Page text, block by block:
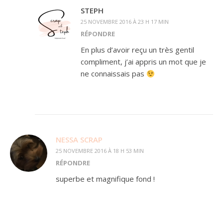
STEPH
25 NOVEMBRE 2016 À 23 H 17 MIN
RÉPONDRE
En plus d’avoir reçu un très gentil
compliment, j’ai appris un mot que je
ne connaissais pas
NESSA SCRAP
25 NOVEMBRE 2016 À 18 H 53 MIN
RÉPONDRE
superbe et magnifique fond !